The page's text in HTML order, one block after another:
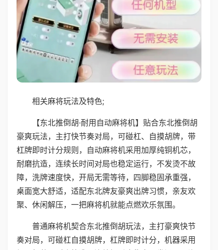
相关麻将玩法及特色;
【东北推倒胡·耐用自动麻将机】贴合东北推倒胡
豪爽玩法，主打快节奏对局，可碰杠、自摸胡牌，带
杠牌即时计分规则，自动麻将机采用加厚纯铜机芯，
耐磨抗造，连续长时间对局也稳定运行，不发烫不故
障，洗牌速度快，开局无需等待，四脚稳固承重强，
桌面宽大舒适，适配东北牌友豪爽出牌习惯，亲友欢
聚、休闲解压，一把麻将机就能点燃欢乐氛围。
普通麻将机契合东北推倒胡玩法，主打豪爽快节
奏对局，可碰杠自摸胡牌，杠牌即时计分，机器采用